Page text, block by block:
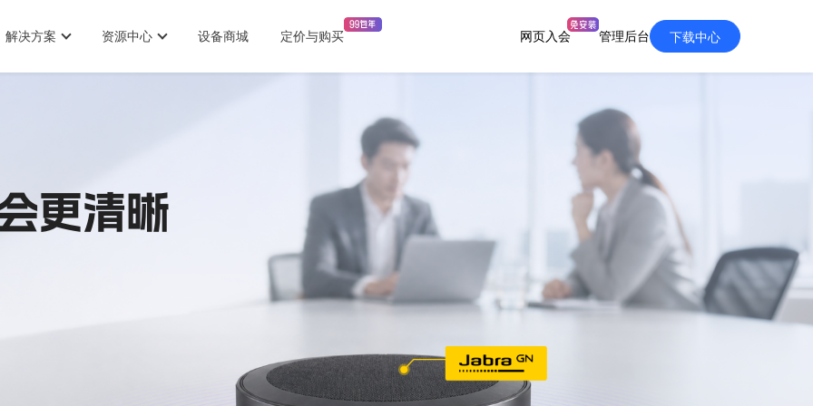
解决方案 资源中心 设备商城 定价与购买 网页入会 管理后台 下载中心
下载全时
更清晰